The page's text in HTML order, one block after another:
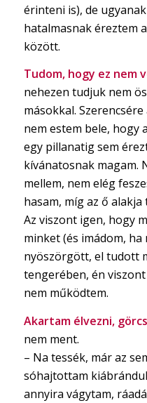
érinteni is), de
hatalmasnak éreztem
között.
Tudom, hogy ez nem
nehezen tudjuk nem
másokkal.
nem estem bele, hogy
egy pillanatig sem
kívánatosnak magam.
mellem, nem elég
hasam, míg az ő
Az viszont igen, hogy
minket (és imádom,
nyöszörgött, el tudott
tengerében, én
nem működtem.
Akartam élvezni,
nem ment.
– Na tessék, már az
sóhajtottam
annyira vágytam,